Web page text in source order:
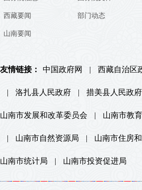
西藏要闻
山南要闻
部门动态
友情链接： 中国政府网 | 西藏自治区
| 洛扎县人民政府 | 措美县人民政府
山南市发展和改革委员会 | 山南市教
| 山南市自然资源局 | 山南市住房
山南市统计局 | 山南市投资促进局